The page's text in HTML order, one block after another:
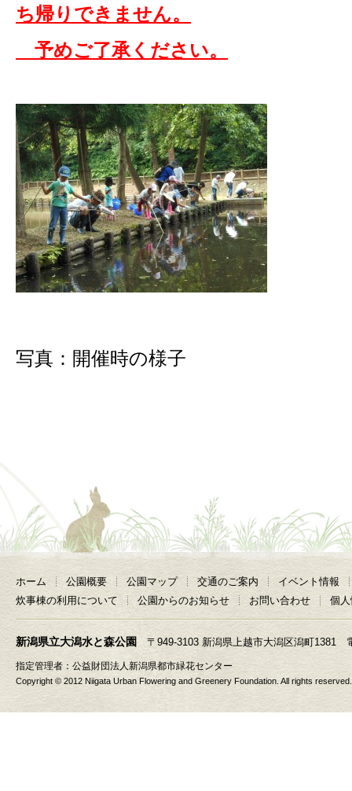
ち帰りできません。
予めご了承ください。
写真：開催時の様子
ホーム 公園概要 公園マップ 交通のご案内
イベント情報
炊事棟の利用について
公園からのお知らせ お問い合わせ 個
新潟県立大潟水と森公園〒949-3103 新潟県上越市大潟区潟町1381
指定管理者： 公益財団法人新潟県都市緑花センター
Copyright © 2012 Niigata Urban Flowering and Greenery Foundation. All rights reserved.